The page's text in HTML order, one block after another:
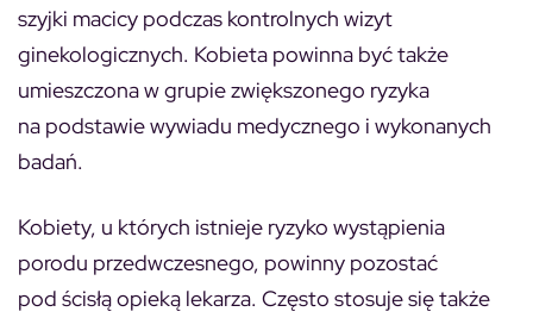
szyjki macicy podczas kontrolnych wizyt
ginekologicznych. Kobieta powinna być także
umieszczona w grupie zwiększonego ryzyka
na podstawie wywiadu medycznego i wykonanych
badań.
Kobiety, u których istnieje ryzyko wystąpienia
porodu przedwczesnego, powinny pozostać
pod ścisłą opieką lekarza. Często stosuje się także